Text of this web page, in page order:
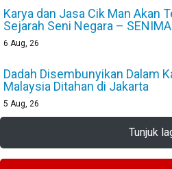
Karya dan Jasa Cik Man Akan
Sejarah Seni Negara –
6 Aug, 26
Dadah Disembunyikan Dalam
Malaysia Ditahan di Jakarta
5 Aug, 26
Tunjuk